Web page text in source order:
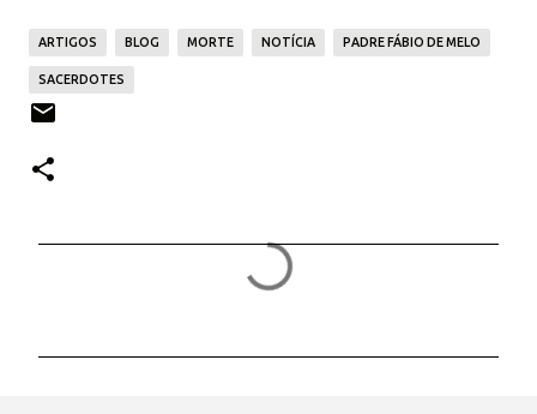
ARTIGOS BLOG MORTE NOTÍCIA PADRE FÁBIO DE MELO
SACERDOTES